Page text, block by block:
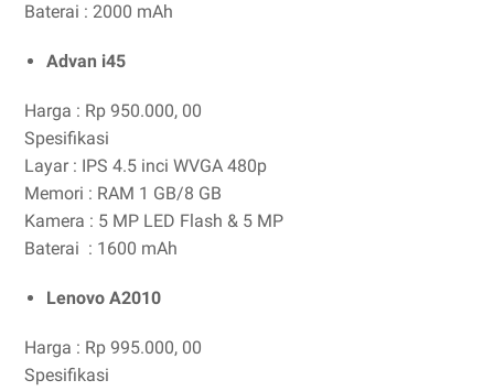
Baterai : 2000 mAh
Advan i45
Harga : Rp 950.000, 00
Spesifikasi
Layar : IPS 4.5 inci WVGA 480p
Memori : RAM 1 GB/8 GB
Kamera : 5 MP LED Flash & 5 MP
Baterai : 1600 mAh
Lenovo A2010
Harga : Rp 995.000, 00
Spesifikasi